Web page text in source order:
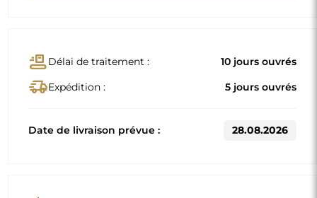
conveyor_beltDélai de traitement : 10 jours ouvrés
delivery_truck_speedExpédition : 5 jours ouvrés
Date de livraison prévue : 28.08.2026